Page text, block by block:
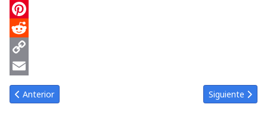
Translate
Tumblr
Pinterest
Reddit
Copy
Link
Email
Artículo anterior: Gaceta Oficial de Venezuela #30125 del lunes
Anterior Artículo
Siguiente